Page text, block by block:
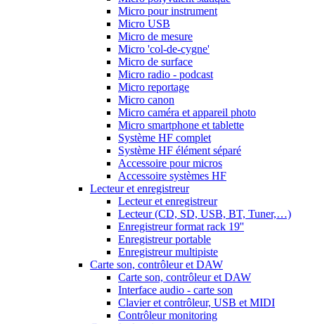
Micro pour instrument
Micro USB
Micro de mesure
Micro 'col-de-cygne'
Micro de surface
Micro radio - podcast
Micro reportage
Micro canon
Micro caméra et appareil photo
Micro smartphone et tablette
Système HF complet
Système HF élément séparé
Accessoire pour micros
Accessoire systèmes HF
Lecteur et enregistreur
Lecteur et enregistreur
Lecteur (CD, SD, USB, BT, Tuner,…)
Enregistreur format rack 19''
Enregistreur portable
Enregistreur multipiste
Carte son, contrôleur et DAW
Carte son, contrôleur et DAW
Interface audio - carte son
Clavier et contrôleur, USB et MIDI
Contrôleur monitoring